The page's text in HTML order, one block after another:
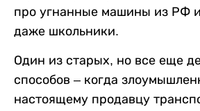
про угнанные машины из РФ
даже школьники.
Один из старых, но все еще
способов – когда
настоящему продавцу